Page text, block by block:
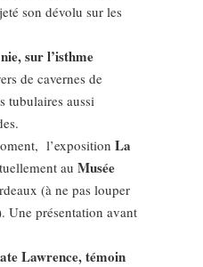
son dévolu sur les
sur l’isthme
de cavernes de
tubulaires aussi
l’exposition La
au Musée
(à ne pas louper
Une présentation avant
Lawrence, témoin